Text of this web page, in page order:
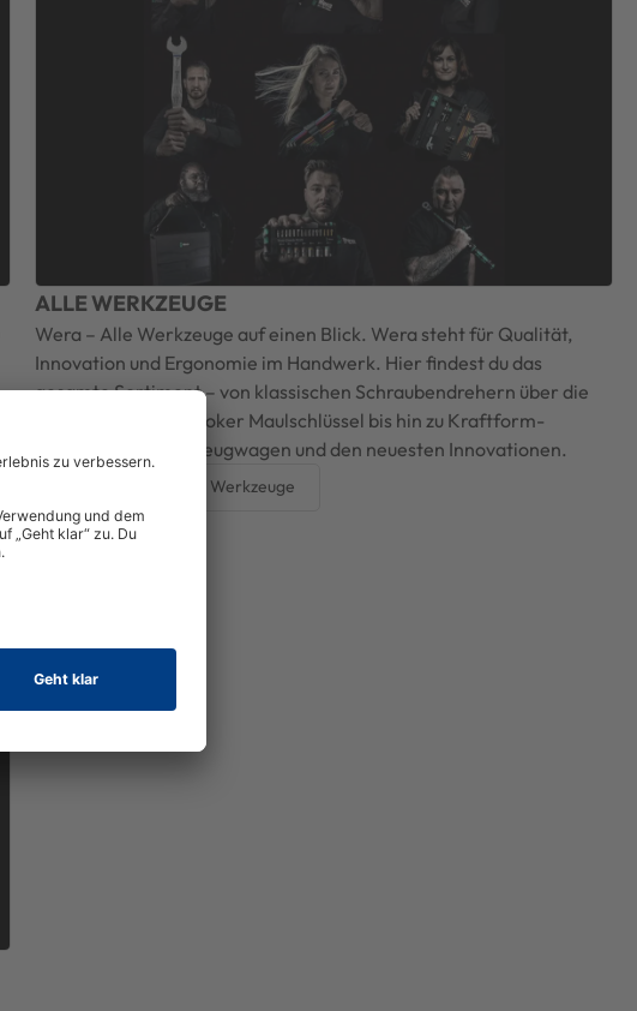
ALLE WERKZEUGE
Wera – Alle Werkzeuge auf einen Blick. Wera steht für Qualität,
Innovation und Ergonomie im Handwerk. Hier findest du das
gesamte Sortiment – von klassischen Schraubendrehern über die
selbstjustierenden Joker Maulschlüssel bis hin zu Kraftform-
Technologie, Werkzeugwagen und den neuesten Innovationen.
Entdecke alle Wera Werkzeuge